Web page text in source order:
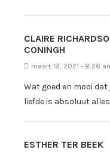
CLAIRE
CONINGH
maart 19, 2021 - 8:26
Wat goed en mooi
liefde is absoluut
ESTHER TER BEEK